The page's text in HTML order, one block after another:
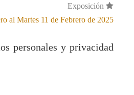
Exposición
al Martes 11 de Febrero de 2025
personales y privacidad